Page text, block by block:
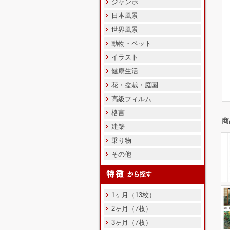
ジャンボ
日本風景
世界風景
動物・ペット
イラスト
健康生活
花・盆栽・庭園
高級フィルム
格言
建築
乗り物
その他
1ヶ月（13枚）
2ヶ月（7枚）
3ヶ月（7枚）